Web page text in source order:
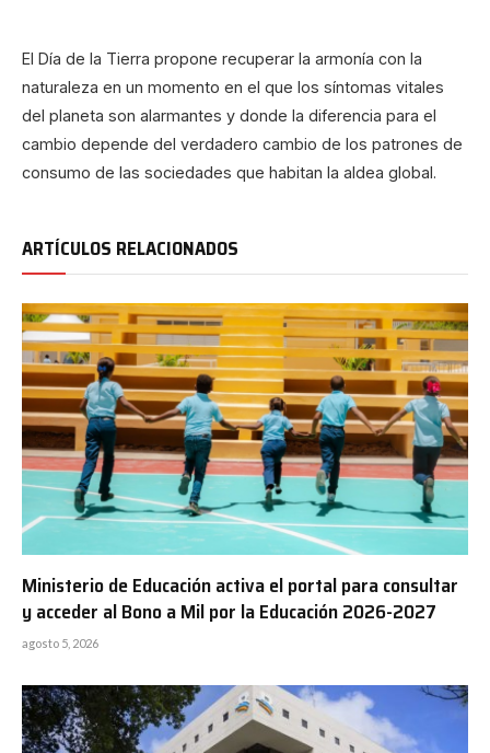
El Día de la Tierra propone recuperar la armonía con la
naturaleza en un momento en el que los síntomas vitales
del planeta son alarmantes y donde la diferencia para el
cambio depende del verdadero cambio de los patrones de
consumo de las sociedades que habitan la aldea global.
ARTÍCULOS RELACIONADOS
Ministerio de Educación activa el portal para consultar
y acceder al Bono a Mil por la Educación 2026-2027
agosto 5, 2026